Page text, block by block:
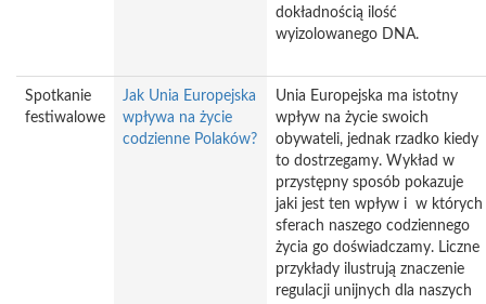
dokładnością ilość
wyizolowanego DNA.
Spotkanie
festiwalowe
Jak Unia Europejska
wpływa na życie
codzienne Polaków?
Unia Europejska ma istotny
wpływ na życie swoich
obywateli, jednak rzadko kiedy
to dostrzegamy. Wykład w
przystępny sposób pokazuje
jaki jest ten wpływ i w których
sferach naszego codziennego
życia go doświadczamy. Liczne
przykłady ilustrują znaczenie
regulacji unijnych dla naszych